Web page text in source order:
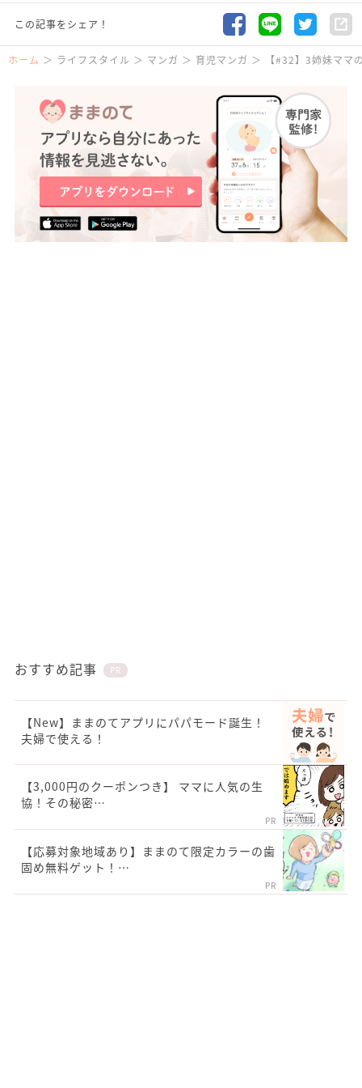
この記事をシェア！
ホーム ライフスタイル マンガ 育児マンガ 【#32】3姉妹ママ
おすすめ記事 PR
【New】ままのてアプリにパパモード誕生！
夫婦で使える！
【3,000円のクーポンつき】 ママに人気の生
協！その秘密…
PR
【応募対象地域あり】ままのて限定カラーの歯
固め無料ゲット！…
PR